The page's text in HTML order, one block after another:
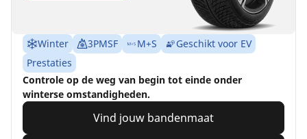
Winter 3PMSF M+S
Geschikt voor EV
Prestaties
Controle op de weg van begin tot einde onder
winterse omstandigheden.
Vind jouw bandenmaat